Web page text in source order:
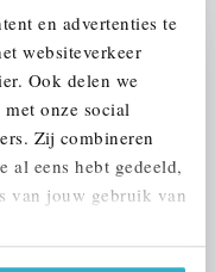
en advertenties te
websiteverkeer
Ook delen we
onze social
Zij combineren
al eens hebt gedeeld,
van jouw gebruik van
Stap 1 van 3